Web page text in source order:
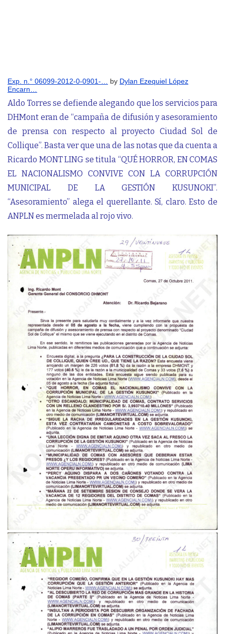
Exp. n.° 06099-2012-0-0901-… by Dylan Ezequiel López
Encarn…
Aldo Torres se defiende alegando que los servicios para
DHMont eran de “campaña de difusión y asesoramiento
de prensa con respecto al proyecto Ciudad Sol de
Collique”. Basta ver que una de las notas que da cuenta a
Ricardo MONT LING se titula “QUÉ HORROR, EN COMAS
EL NACIONALISMO CONVIVE CON LA CORRUPCIÓN
MUNICIPAL DE LA GESTIÓN KUSUNOKI”.
“Asesoramiento” alega el querellante. Sí, claro. Esto de
ANPLN es mermelada al rojo vivo.